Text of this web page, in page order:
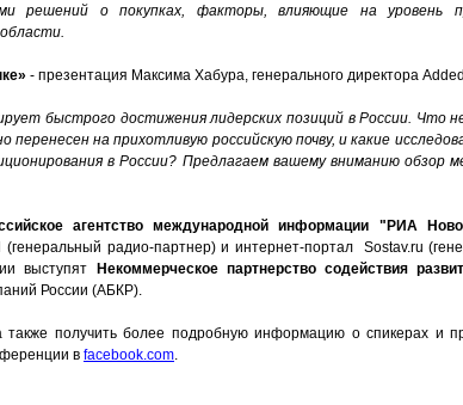
решений о покупках, факторы, влияющие на уровень
- презентация Максима Хабура, генерального директора
быстрого достижения лидерских позиций в России. Что
на прихотливую российскую почву, и какие
в России? Предлагаем вашему вниманию обзор
агентство международной информации "РИА
радио-партнер) и интернет-портал Sostav.ru
выступят
Некоммерческое партнерство содействия
России (АБКР).
также получить более подробную информацию о спикерах и
в facebook.com.